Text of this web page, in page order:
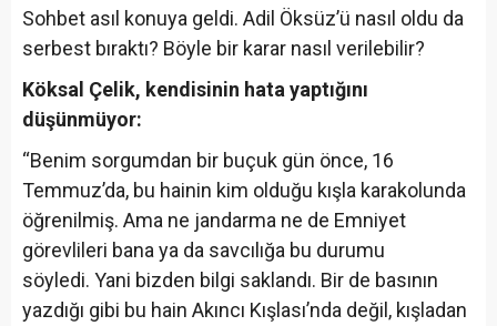
Sohbet asıl konuya geldi. Adil Öksüz’ü nasıl oldu da
serbest bıraktı? Böyle bir karar nasıl verilebilir?
Köksal Çelik, kendisinin hata yaptığını
düşünmüyor:
“Benim sorgumdan bir buçuk gün önce, 16
Temmuz’da, bu hainin kim olduğu kışla karakolunda
öğrenilmiş. Ama ne jandarma ne de Emniyet
görevlileri bana ya da savcılığa bu durumu
söyledi. Yani bizden bilgi saklandı. Bir de basının
yazdığı gibi bu hain Akıncı Kışlası’nda değil, kışladan